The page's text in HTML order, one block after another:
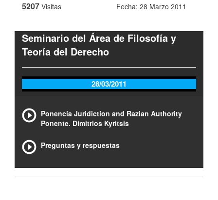
5207 Visitas Fecha: 28 Marzo 2011
Seminario del Área de Filosofía y
Teoría del Derecho
28/03/2011
Ponencia Juridiction and Razian Authority
Ponente. Dimitrios Kyritsis
Preguntas y respuestas